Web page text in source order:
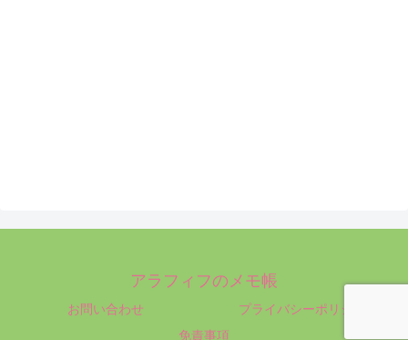
アラフィフのメモ帳
お問い合わせ
プライバシーポリシー
免責事項